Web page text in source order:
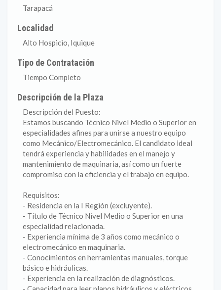
Tarapacá
Localidad
Alto Hospicio, Iquique
Tipo de Contratación
Tiempo Completo
Descripción de la Plaza
Descripción del Puesto:
Estamos buscando Técnico Nivel Medio o Superior en
especialidades afines para unirse a nuestro equipo
como Mecánico/Electromecánico. El candidato ideal
tendrá experiencia y habilidades en el manejo y
mantenimiento de maquinaria, así como un fuerte
compromiso con la eficiencia y el trabajo en equipo.
Requisitos:
- Residencia en la I Región (excluyente).
- Título de Técnico Nivel Medio o Superior en una
especialidad relacionada.
- Experiencia mínima de 3 años como mecánico o
electromecánico en maquinaria.
- Conocimientos en herramientas manuales, torque
básico e hidráulicas.
- Experiencia en la realización de diagnósticos.